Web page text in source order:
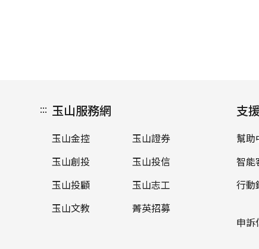
::: 玉山服務網
玉山金控
玉山證券
玉山創投
玉山投信
玉山投顧
玉山志工
玉山文教
菁英招募
支
幫助
智能
行動
申訴